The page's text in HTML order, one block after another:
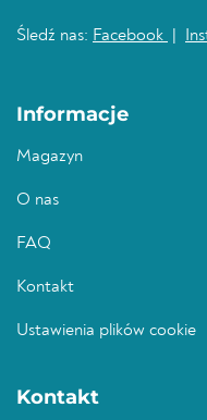
Śledź nas: Facebook
Informacje
Magazyn
O nas
FAQ
Kontakt
Ustawienia plików cookie
Kontakt